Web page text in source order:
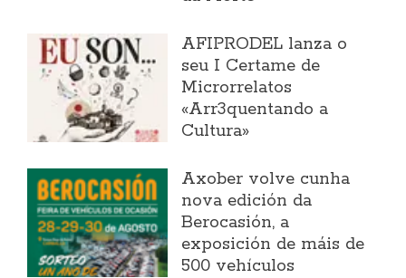
AFIPRODEL lanza o
seu I Certame de
Microrrelatos
«Arr3quentando a
Cultura»
Axober volve cunha
nova edición da
Berocasión, a
exposición de máis de
500 vehículos